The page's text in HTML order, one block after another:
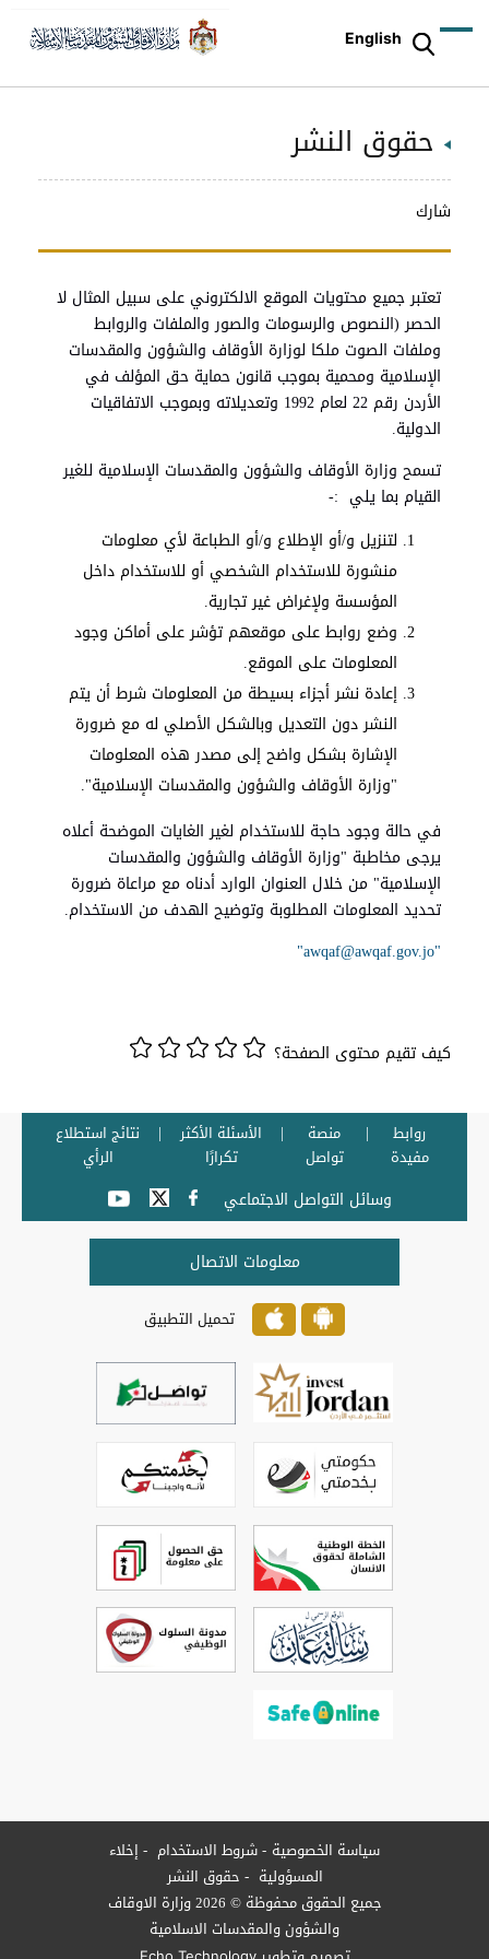
English
حقوق النشر
شارك
تعتبر جميع محتويات الموقع الالكتروني على سبيل المثال لا
الحصر (النصوص والرسومات والصور والملفات والروابط
وملفات الصوت ملكا لوزارة الأوقاف والشؤون والمقدسات
الإسلامية ومحمية بموجب قانون حماية حق المؤلف في
الأردن رقم 22 لعام 1992 وتعديلاته وبموجب الاتفاقيات
الدولية.
تسمح وزارة الأوقاف والشؤون والمقدسات الإسلامية للغير
القيام بما يلي :-
لتنزيل و/أو الإطلاع و/أو الطباعة لأي معلومات
منشورة للاستخدام الشخصي أو للاستخدام داخل
المؤسسة ولإغراض غير تجارية.
وضع روابط على موقعهم تؤشر على أماكن وجود
المعلومات على الموقع.
إعادة نشر أجزاء بسيطة من المعلومات شرط أن يتم
النشر دون التعديل وبالشكل الأصلي له مع ضرورة
الإشارة بشكل واضح إلى مصدر هذه المعلومات
"وزارة الأوقاف والشؤون والمقدسات الإسلامية".
في حالة وجود حاجة للاستخدام لغير الغايات الموضحة أعلاه
يرجى مخاطبة "وزارة الأوقاف والشؤون والمقدسات
الإسلامية" من خلال العنوان الوارد أدناه مع مراعاة ضرورة
تحديد المعلومات المطلوبة وتوضيح الهدف من الاستخدام.
"
awqaf@awqaf.gov.jo
"
كيف تقيم محتوى الصفحة؟
روابط
مفيدة
منصة
تواصل
الأسئلة الأكثر
تكرارًا
نتائج استطلاع
الرأي
وسائل التواصل الاجتماعي
معلومات الاتصال
تحميل التطبيق
سياسة الخصوصية شروط الاستخدام
إخلاء
المسؤولية
حقوق النشر
جميع الحقوق محفوظة © 2026 وزارة الاوقاف
والشؤون والمقدسات الاسلامية